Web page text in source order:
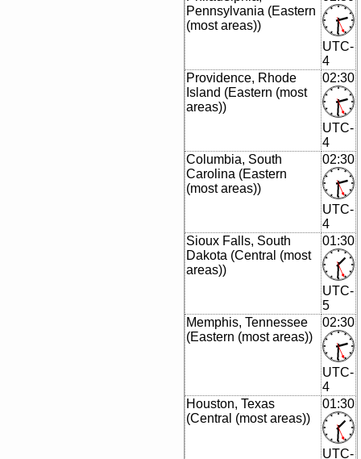
Pennsylvania (Eastern
(most areas))
UTC-
4
Providence, Rhode
Island (Eastern (most
areas))
02:30
UTC-
4
Columbia, South
Carolina (Eastern
(most areas))
02:30
UTC-
4
Sioux Falls, South
Dakota (Central (most
areas))
01:30
UTC-
5
Memphis, Tennessee
(Eastern (most areas))
02:30
UTC-
4
Houston, Texas
(Central (most areas))
01:30
UTC-